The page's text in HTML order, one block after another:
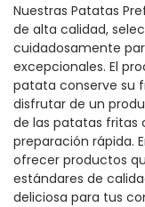
Nuestras Patatas
de alta calidad,
cuidadosamente
excepcionales. El
patata conserve su
disfrutar de un
de las patatas fritas
preparación rápida.
ofrecer productos
estándares de
deliciosa para tus